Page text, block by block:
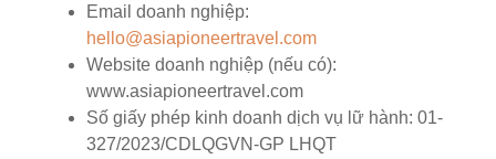
Email doanh nghiệp:
hello@asiapioneertravel.com
Website doanh nghiệp (nếu có):
www.asiapioneertravel.com
Số giấy phép kinh doanh dịch vụ lữ hành: 01-
327/2023/CDLQGVN-GP LHQT